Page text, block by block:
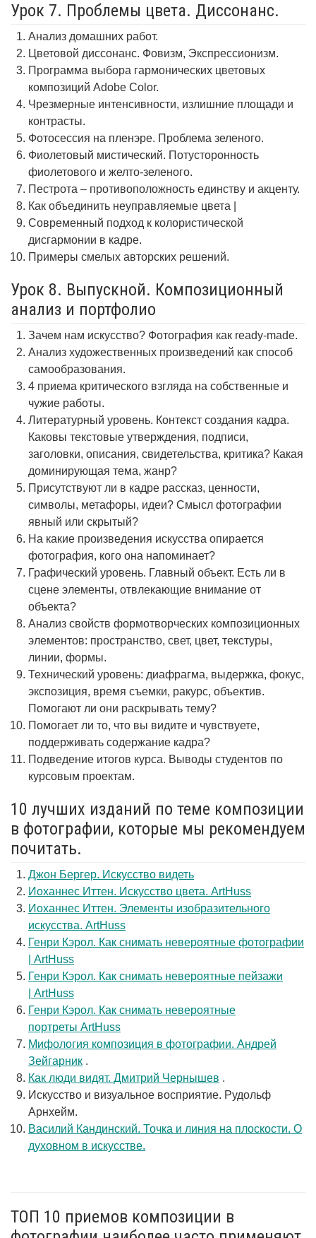
Урок 7. Проблемы цвета. Диссонанс.
Анализ домашних работ.
Цветовой диссонанс. Фовизм, Экспрессионизм.
Программа выбора гармонических цветовых
композиций Adobe Color.
Чрезмерные интенсивности, излишние площади и
контрасты.
Фотосессия на пленэре. Проблема зеленого.
Фиолетовый мистический. Потусторонность
фиолетового и желто-зеленого.
Пестрота – противоположность единству и акценту.
Как объединить неуправляемые цвета |
Современный подход к колористической
дисгармонии в кадре.
Примеры смелых авторских решений.
Урок 8. Выпускной. Композиционный
анализ и портфолио
Зачем нам искусство? Фотография как ready-made.
Анализ художественных произведений как способ
самообразования.
4 приема критического взгляда на собственные и
чужие работы.
Литературный уровень. Контекст создания кадра.
Каковы текстовые утверждения, подписи,
заголовки, описания, свидетельства, критика? Какая
доминирующая тема, жанр?
Присутствуют ли в кадре рассказ, ценности,
символы, метафоры, идеи? Смысл фотографии
явный или скрытый?
На какие произведения искусства опирается
фотография, кого она напоминает?
Графический уровень. Главный объект. Есть ли в
сцене элементы, отвлекающие внимание от
объекта?
Анализ свойств формотворческих композиционных
элементов: пространство, свет, цвет, текстуры,
линии, формы.
Технический уровень: диафрагма, выдержка, фокус,
экспозиция, время съемки, ракурс, объектив.
Помогают ли они раскрывать тему?
Помогает ли то, что вы видите и чувствуете,
поддерживать содержание кадра?
Подведение итогов курса. Выводы студентов по
курсовым проектам.
10 лучших изданий по теме композиции
в фотографии, которые мы рекомендуем
почитать.
Джон Бергер. Искусство видеть
Иоханнес Иттен. Искусство цвета. ArtHuss
Иоханнес Иттен. Элементы изобразительного
искусства. ArtHuss
Генри Кэрол. Как снимать невероятные фотографии
| ArtHuss
Генри Кэрол. Как снимать невероятные пейзажи
| ArtHuss
Генри Кэрол. Как снимать невероятные
портреты ArtHuss
Мифология композиция в фотографии. Андрей
Зейгарник .
Как люди видят. Дмитрий Чернышев .
Искусство и визуальное восприятие. Рудольф
Арнхейм.
Василий Кандинский. Точка и линия на плоскости. О
духовном в искусстве.
ТОП 10 приемов композиции в